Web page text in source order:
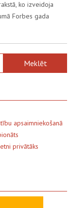
ko izveidoja
Forbes gada
apsaimniekošanā
privātāks